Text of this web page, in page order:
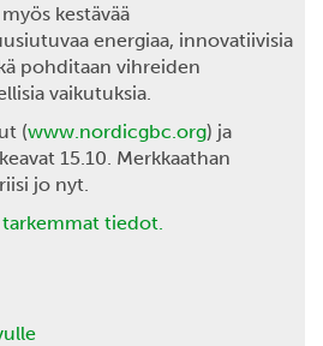
kestävää
energiaa, innovatiivisia
pohditaan vihreiden
vaikutuksia.
(www.nordicgbc.org) ja
15.10. Merkkaathan
jo nyt.
tarkemmat tiedot.